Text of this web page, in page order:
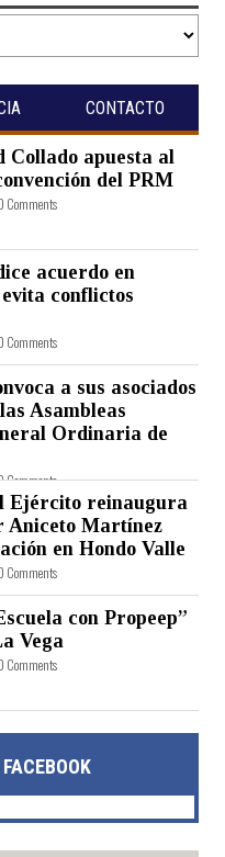
CONTACTO
Collado apuesta al
del PRM
Comments
acuerdo en
conflictos
Comments
a sus asociados
Asambleas
Ordinaria de
Comments
Ejército reinaugura
Aniceto Martínez
en Hondo Valle
Comments
con Propeep”
Vega
Comments